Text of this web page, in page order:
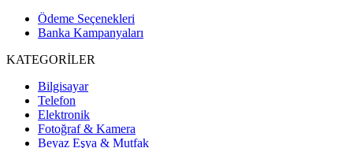
Ödeme Seçenekleri
Banka Kampanyaları
KATEGORİLER
Bilgisayar
Telefon
Elektronik
Fotoğraf & Kamera
Beyaz Eşya & Mutfak